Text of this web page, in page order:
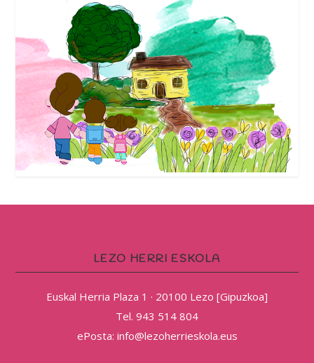
LEZO HERRI ESKOLA
Euskal Herria Plaza 1 · 20100 Lezo [Gipuzkoa]
Tel. 943 514 804
ePosta: info@lezoherrieskola.eus